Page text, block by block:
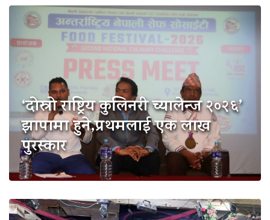
‘दोस्रो राष्ट्रिय कुलिनरी च्यालेन्ज २०२६’
झापामा हुने,प्रथमलाई एक लाख
पुरस्कार